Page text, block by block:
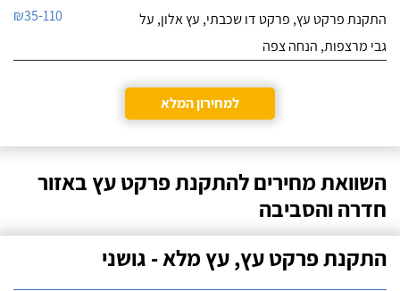
התקנת פרקט עץ, פרקט דו שכבתי, עץ אלון, על
גבי מרצפות, הנחה צפה
₪35-110
למחירון המלא
השוואת מחירים להתקנת פרקט עץ באזור
חדרה והסביבה
התקנת פרקט עץ, עץ מלא - גושני